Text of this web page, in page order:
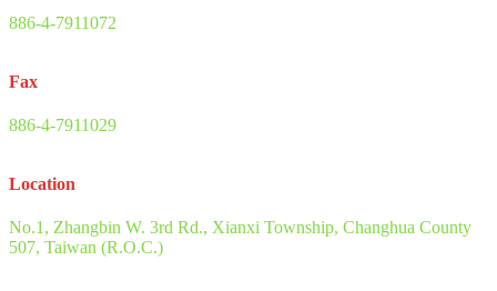
886-4-7911072
Fax
886-4-7911029
Location
No.1, Zhangbin W. 3rd Rd., Xianxi Township, Changhua County
507, Taiwan (R.O.C.)